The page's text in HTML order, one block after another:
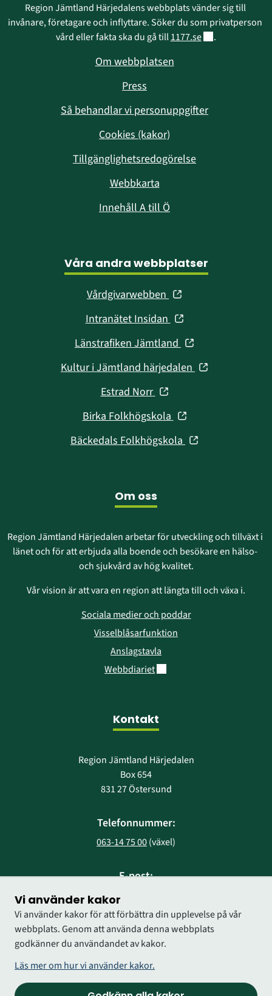
Vi använder kakor
Vi använder kakor för att förbättra din upplevelse på vår
webbplats. Genom att använda denna webbplats
godkänner du användandet av kakor.
Läs mer om hur vi använder kakor.
Region Jämtland Härjedalens webbplats vänder sig till
invånare, företagare och inflyttare. Söker du som privatperson
vård eller fakta ska du gå till 1177.seLänk till annan
.
Om webbplatsen
Press
Så behandlar vi personuppgifter
Cookies (kakor)
Tillgänglighetsredogörelse
Webbkarta
Innehåll A till Ö
Våra andra webbplatser
Vårdgivarwebben (öppnas
nytt
fönster)
Intranätet Insidan (öppnas
nytt
fönster)
Länstrafiken Jämtland (öppnas
nytt
Kultur i Jämtland härjedalen (öppnas
Estrad Norr (öppnas
nytt
fönster)
Birka Folkhögskola (öppnas
nytt
Bäckedals Folkhögskola (öppnas
Om oss
Region Jämtland Härjedalen arbetar för utveckling och tillväxt i
länet och för att erbjuda alla boende och besökare en hälso-
och sjukvård av hög kvalitet.
Vår vision är att vara en region att längta till och växa i.
Sociala medier och poddar
Visselblåsarfunktion
Anslagstavla
WebbdiarietLänk till annan webbplats.
Kontakt
Region Jämtland Härjedalen
Box 654
831 27 Östersund
Telefonnummer:
063-14 75 00 (växel)
E-post:
region@regionjh.se